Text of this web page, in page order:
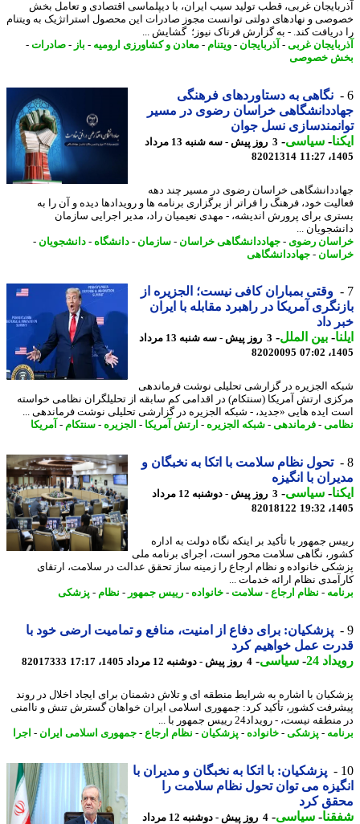
غربی، قطب تولید سیب ایران، با دیپلماسی اقتصادی و تعامل بخش
و نهادهای دولتی توانست مجوز صادرات این محصول استراتژیک به ویتنام
کند. - به گزارش فرتاک نیوز؛ گشایش ...
غربی- آذربایجان-ویتنام-معادن و کشاورزی ارومیه -باز - صادرات-
خصوصی
نگاهی به دستاوردهای فرهنگی
خراسان رضوی در مسیر
نسل جوان
-سیاسی-
3 روز پیش - سه شنبه 13 مرداد
82021314
خراسان رضوی در مسیر چند دهه
خود، فرهنگ را فراتر از برگزاری برنامه ها و رویدادها دیده و آن را به
برای پرورش اندیشه، - مهدی نعیمیان راد، مدیر اجرایی سازمان
...
رضوی-جهاددانشگاهی خراسان-سازمان -دانشگاه-دانشجویان-
-جهاددانشگاهی
وقتی بمباران کافی نیست؛ الجزیره از
آمریکا در راهبرد مقابله با ایران
داد
-بین الملل-
3 روز پیش - سه شنبه 13 مرداد
82020095
الجزیره در گزارشی تحلیلی نوشت فرماندهی
ارتش آمریکا (سنتکام) در اقدامی کم سابقه از تحلیلگران نظامی خواسته
ایده هایی «جدید، - شبکه الجزیره در گزارشی تحلیلی نوشت فرماندهی ...
-فرماندهی-شبکه الجزیره-ارتش آمریکا- الجزیره-سنتکام-آمریکا
تحول نظام سلامت با اتکا به نخبگان و
با انگیزه
-سیاسی-
3 روز پیش - دوشنبه 12 مرداد
82018122
جمهور با تأکید بر اینکه نگاه دولت به اداره
نگاهی سلامت محور است، اجرای برنامه ملی
خانواده و نظام ارجاع را زمینه ساز تحقق عدالت در سلامت، ارتقای
نظام ارائه خدمات ...
-نظام ارجاع -سلامت-خانواده- رییس جمهور-نظام-پزشکی
پزشکیان: برای دفاع از امنیت، منافع و تمامیت ارضی خود با
عمل خواهیم کرد
24
-سیاسی-4 روز پیش - دوشنبه 12 مرداد 1405، 17:17 82017333
با اشاره به شرایط منطقه ای و تلاش دشمنان برای ایجاد اخلال در روند
کشور، تأکید کرد: جمهوری اسلامی ایران خواهان گسترش تنش و ناامنی
نیست، - رویداد24 رییس جمهور با ...
-پزشکی-خانواده- پزشکیان-نظام ارجاع -جمهوری اسلامی ایران - اجرا
پزشکیان: با اتکا به نخبگان و مدیران با
می توان تحول نظام سلامت را
کرد
-سیاسی-
4 روز پیش - دوشنبه 12 مرداد